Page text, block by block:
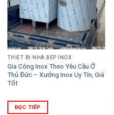
THIẾT BỊ NHÀ BẾP INOX
Gia Công Inox Theo Yêu Cầu Ở
Thủ Đức – Xưởng Inox Uy Tín, Giá
Tốt
ĐỌC TIẾP